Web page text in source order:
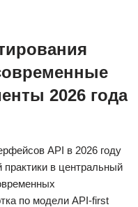
2026 года
API в 2026 году
практики в центральный
по модели API-first